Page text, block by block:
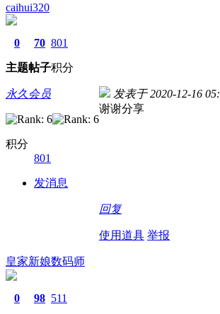
caihui320
0
主题
70
帖子
801
积分
永久会员
积分
801
发消息
发表于 2020-12-16
谢谢分享
回复
使用道具 举报
皇家新娘数码师
0 98 511